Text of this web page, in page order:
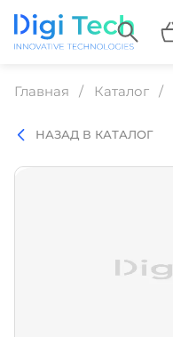
Главная Каталог
НАЗАД В КАТАЛОГ